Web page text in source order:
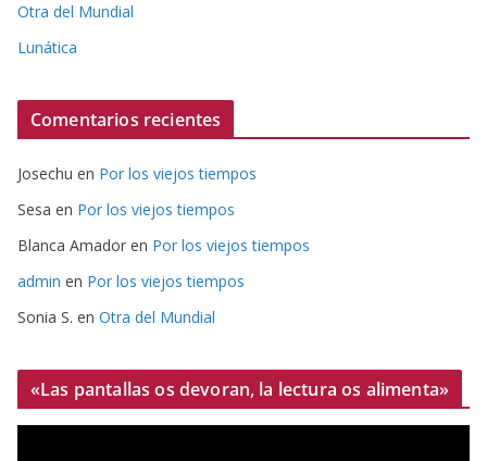
Otra del Mundial
Lunática
Comentarios recientes
Josechu en Por los viejos tiempos
Sesa en Por los viejos tiempos
Blanca Amador en Por los viejos tiempos
admin en Por los viejos tiempos
Sonia S. en Otra del Mundial
«Las pantallas os devoran, la lectura os alimenta»